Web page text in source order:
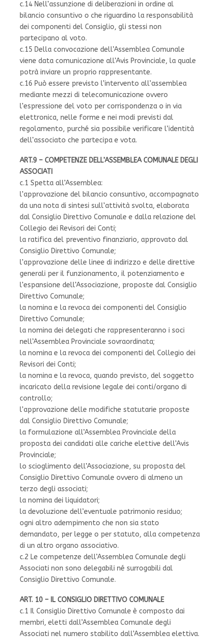
c.14 Nell’assunzione di deliberazioni in ordine al
bilancio consuntivo o che riguardino la responsabilità
dei componenti del Consiglio, gli stessi non
partecipano al voto.
c.15 Della convocazione dell’Assemblea Comunale
viene data comunicazione all’Avis Provinciale, la quale
potrà inviare un proprio rappresentante.
c.16 Può essere previsto l’intervento all’assemblea
mediante mezzi di telecomunicazione ovvero
l’espressione del voto per corrispondenza o in via
elettronica, nelle forme e nei modi previsti dal
regolamento, purché sia possibile verificare l’identità
dell’associato che partecipa e vota.
ART.9 – COMPETENZE DELL’ASSEMBLEA COMUNALE DEGLI
ASSOCIATI
c.1 Spetta all’Assemblea:
l’approvazione del bilancio consuntivo, accompagnato
da una nota di sintesi sull’attività svolta, elaborata
dal Consiglio Direttivo Comunale e dalla relazione del
Collegio dei Revisori dei Conti;
la ratifica del preventivo finanziario, approvato dal
Consiglio Direttivo Comunale;
l’approvazione delle linee di indirizzo e delle direttive
generali per il funzionamento, il potenziamento e
l’espansione dell’Associazione, proposte dal Consiglio
Direttivo Comunale;
la nomina e la revoca dei componenti del Consiglio
Direttivo Comunale;
la nomina dei delegati che rappresenteranno i soci
nell’Assemblea Provinciale sovraordinata;
la nomina e la revoca dei componenti del Collegio dei
Revisori dei Conti;
la nomina e la revoca, quando previsto, del soggetto
incaricato della revisione legale dei conti/organo di
controllo;
l’approvazione delle modifiche statutarie proposte
dal Consiglio Direttivo Comunale;
la formulazione all’Assemblea Provinciale della
proposta dei candidati alle cariche elettive dell’Avis
Provinciale;
lo scioglimento dell’Associazione, su proposta del
Consiglio Direttivo Comunale ovvero di almeno un
terzo degli associati;
la nomina dei liquidatori;
la devoluzione dell’eventuale patrimonio residuo;
ogni altro adempimento che non sia stato
demandato, per legge o per statuto, alla competenza
di un altro organo associativo.
c.2 Le competenze dell’Assemblea Comunale degli
Associati non sono delegabili né surrogabili dal
Consiglio Direttivo Comunale.
ART. 10 – IL CONSIGLIO DIRETTIVO COMUNALE
c.1 Il Consiglio Direttivo Comunale è composto dai
membri, eletti dall’Assemblea Comunale degli
Associati nel numero stabilito dall’Assemblea elettiva.